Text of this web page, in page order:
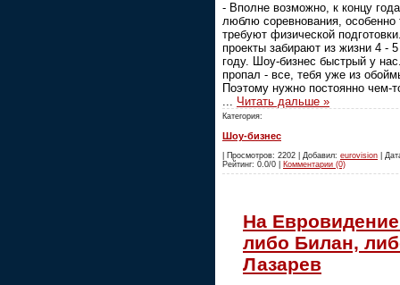
- Вполне возможно, к концу
люблю соревнования, особенно
требуют физической
проекты забирают из жизни 4 -
году. Шоу-бизнес быстрый у
пропал - все, тебя уже из
Поэтому нужно постоянно чем-
... Читать дальше »
Категория:
Шоу-бизнес
| Просмотров: 2202 | Добавил: eurovision |
Рейтинг: 0.0/0 | Комментарии (0)
На
либо Билан,
Лазарев